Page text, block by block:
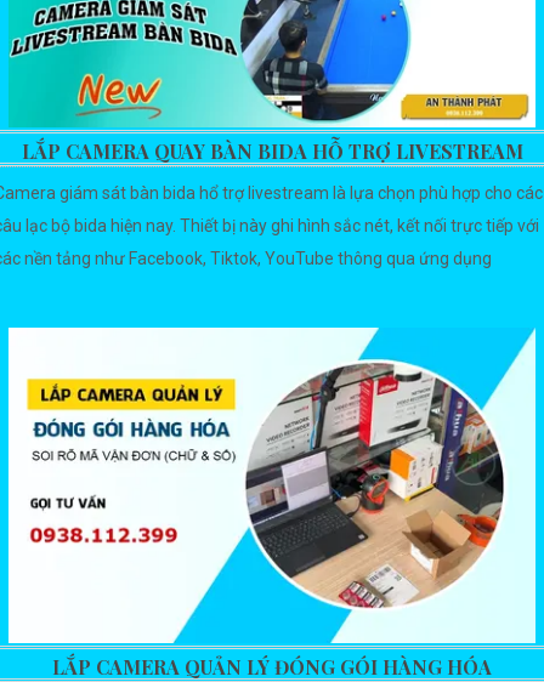
LẮP CAMERA QUAY BÀN BIDA HỖ TRỢ LIVESTREAM
giám sát bàn bida hổ trợ livestream là lựa chọn phù hợp cho các
lạc bộ bida hiện nay. Thiết bị này ghi hình sắc nét, kết nối trực tiếp với
nền tảng như Facebook, Tiktok, YouTube thông qua ứng dụng
LẮP CAMERA QUẢN LÝ ĐÓNG GÓI HÀNG HÓA